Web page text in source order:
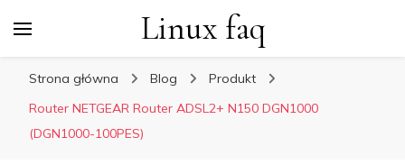
Linux faq
Strona główna Blog
Produkt
Router NETGEAR Router ADSL2+ N150 DGN1000
(DGN1000-100PES)